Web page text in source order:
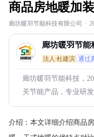
商品房地暖加
廊坊暖羽节能科技有限公司 ·
廊坊暖羽节能
法人:杜建滨 通过
廊坊暖羽节能科技，
关节能产品，专业研
介绍： 本文详细介绍商品